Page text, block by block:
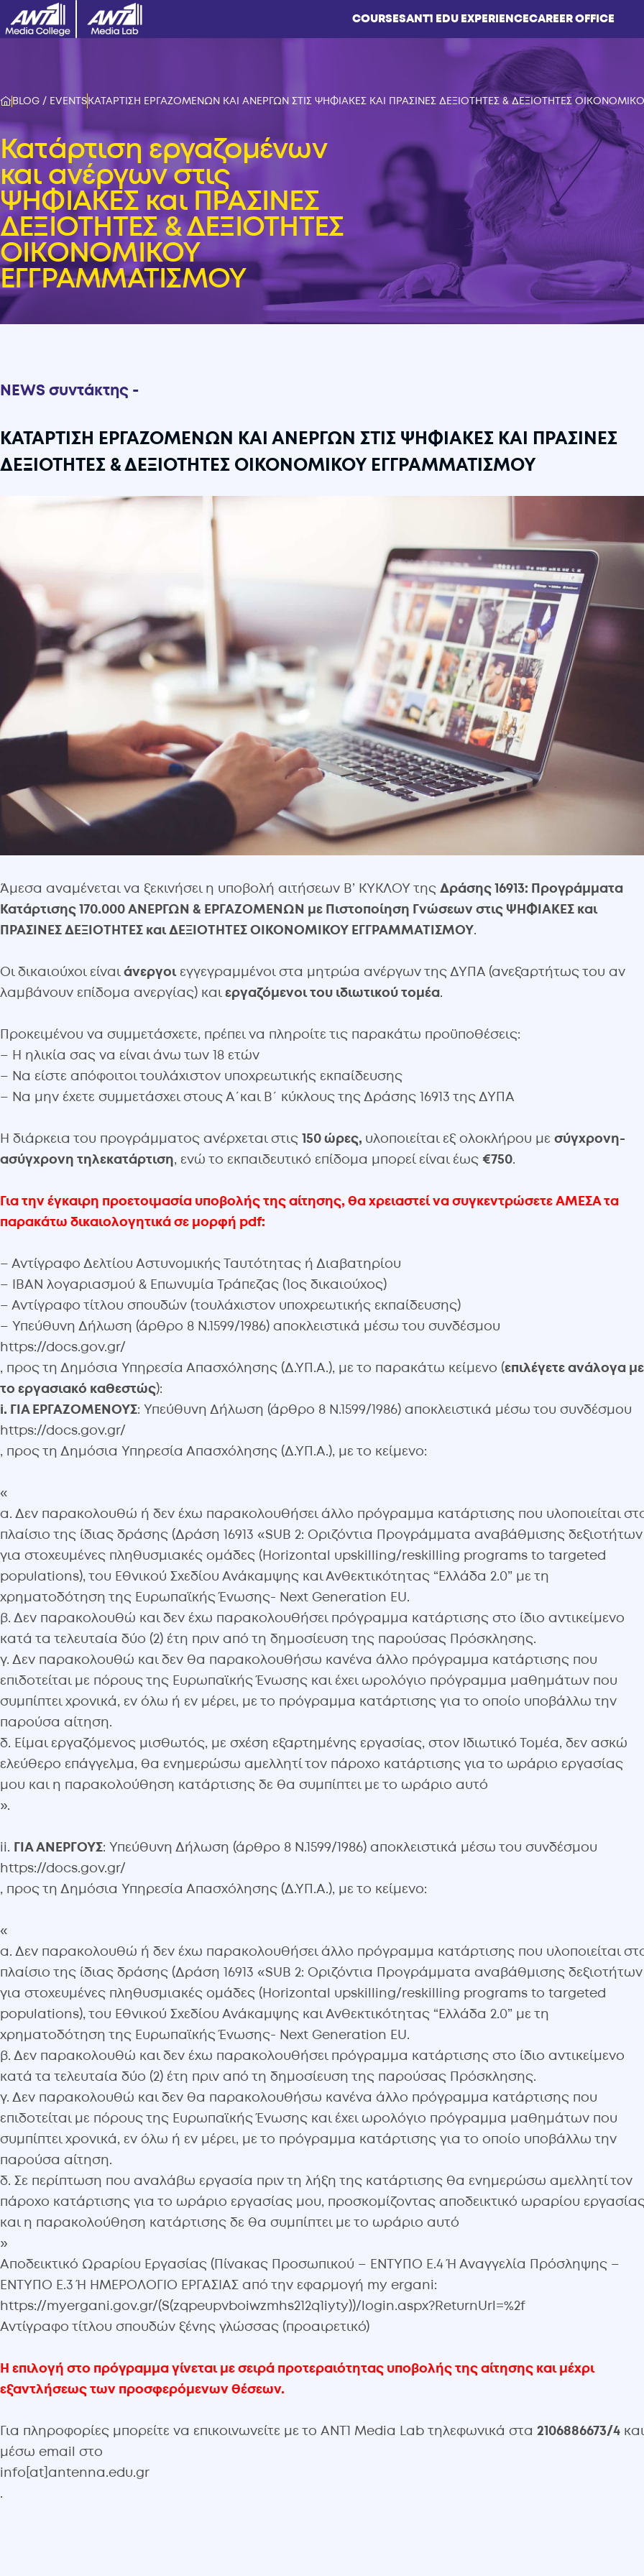
COURSESΑΝΤ1 EDU EXPERIENCECAREER OFFICE
BLOG / EVENTSΚΑΤΑΡΤΙΣΗ ΕΡΓΑΖΟΜΕΝΩΝ ΚΑΙ ΑΝΕΡΓΩΝ ΣΤΙΣ ΨΗΦΙΑΚΕΣ ΚΑΙ ΠΡΑΣΙΝΕΣ ΔΕΞΙΟΤΗΤΕΣ & ΔΕΞΙΟΤΗΤΕΣ
Κατάρτιση εργαζομένων
και ανέργων στις
ΨΗΦΙΑΚΕΣ και ΠΡΑΣΙΝΕΣ
ΔΕΞΙΟΤΗΤΕΣ & ΔΕΞΙΟΤΗΤΕΣ
ΟΙΚΟΝΟΜΙΚΟΥ
ΕΓΓΡΑΜΜΑΤΙΣΜΟΥ
NEWS συντάκτης -
ΚΑΤΑΡΤΙΣΗ ΕΡΓΑΖΟΜΕΝΩΝ ΚΑΙ ΑΝΕΡΓΩΝ ΣΤΙΣ ΨΗΦΙΑΚΕΣ ΚΑΙ ΠΡΑΣΙΝΕΣ
ΔΕΞΙΟΤΗΤΕΣ & ΔΕΞΙΟΤΗΤΕΣ ΟΙΚΟΝΟΜΙΚΟΥ ΕΓΓΡΑΜΜΑΤΙΣΜΟΥ
Άμεσα αναμένεται να ξεκινήσει η υποβολή αιτήσεων Β’ ΚΥΚΛΟΥ της Δράσης 16913: Προγράμματα
Κατάρτισης 170.000 ΑΝΕΡΓΩΝ & ΕΡΓΑΖΟΜΕΝΩΝ με Πιστοποίηση Γνώσεων στις ΨΗΦΙΑΚΕΣ και
ΠΡΑΣΙΝΕΣ ΔΕΞΙΟΤΗΤΕΣ και ΔΕΞΙΟΤΗΤΕΣ ΟΙΚΟΝΟΜΙΚΟΥ ΕΓΓΡΑΜΜΑΤΙΣΜΟΥ.
Οι δικαιούχοι είναιάνεργοιεγγεγραμμένοι στα μητρώα ανέργων της ΔΥΠΑ (ανεξαρτήτως του αν
λαμβάνουν επίδομα ανεργίας) καιεργαζόμενοι του ιδιωτικού τομέα.
Προκειμένου να συμμετάσχετε, πρέπει να πληροίτε τις παρακάτω προϋποθέσεις:
– Η ηλικία σας να είναι άνω των 18 ετών
– Να είστε απόφοιτοι τουλάχιστον υποχρεωτικής εκπαίδευσης
– Να μην έχετε συμμετάσχει στους Α΄και Β΄ κύκλους της Δράσης 16913 της ΔΥΠΑ
Η διάρκεια του προγράμματος ανέρχεται στις 150 ώρες, υλοποιείται εξ ολοκλήρου με σύγχρονη-
ασύγχρονη τηλεκατάρτιση, ενώ το εκπαιδευτικό επίδομα μπορεί είναι έως €750.
Για την έγκαιρη προετοιμασία υποβολής της αίτησης, θα χρειαστεί να συγκεντρώσετε ΑΜΕΣΑ τα
παρακάτω δικαιολογητικά σε μορφή pdf:
– Αντίγραφο Δελτίου Αστυνομικής Ταυτότητας ή Διαβατηρίου
– IBAN λογαριασμού & Επωνυμία Τράπεζας (1ος δικαιούχος)
– Αντίγραφο τίτλου σπουδών (τουλάχιστον υποχρεωτικής εκπαίδευσης)
– Υπεύθυνη Δήλωση (άρθρο 8 Ν.1599/1986) αποκλειστικά μέσω του συνδέσμου
https://docs.gov.gr/
, προς τη Δημόσια Υπηρεσία Απασχόλησης (Δ.ΥΠ.Α.), με το παρακάτω κείμενο (επιλέγετε ανάλογα με
το εργασιακό καθεστώς):
i. ΓΙΑ ΕΡΓΑΖΟΜΕΝΟΥΣ: Υπεύθυνη Δήλωση (άρθρο 8 Ν.1599/1986) αποκλειστικά μέσω του συνδέσμου
https://docs.gov.gr/
, προς τη Δημόσια Υπηρεσία Απασχόλησης (Δ.ΥΠ.Α.), με το κείμενο:
«
α. Δεν παρακολουθώ ή δεν έχω παρακολουθήσει άλλο πρόγραμμα κατάρτισης που υλοποιείται
πλαίσιο της ίδιας δράσης (Δράση 16913 «SUB 2: Οριζόντια Προγράμματα αναβάθμισης δεξιοτήτων
για στοχευμένες πληθυσμιακές ομάδες (Horizontal upskilling/reskilling programs to targeted
populations), του Εθνικού Σχεδίου Ανάκαμψης και Ανθεκτικότητας “Ελλάδα 2.0” με τη
χρηματοδότηση της Ευρωπαϊκής Ένωσης- Next Generation EU.
β. Δεν παρακολουθώ και δεν έχω παρακολουθήσει πρόγραμμα κατάρτισης στο ίδιο αντικείμενο
κατά τα τελευταία δύο (2) έτη πριν από τη δημοσίευση της παρούσας Πρόσκλησης.
γ. Δεν παρακολουθώ και δεν θα παρακολουθήσω κανένα άλλο πρόγραμμα κατάρτισης που
επιδοτείται με πόρους της Ευρωπαϊκής Ένωσης και έχει ωρολόγιο πρόγραμμα μαθημάτων που
συμπίπτει χρονικά, εν όλω ή εν μέρει, με το πρόγραμμα κατάρτισης για το οποίο υποβάλλω την
παρούσα αίτηση.
δ. Είμαι εργαζόμενος μισθωτός, με σχέση εξαρτημένης εργασίας, στον Ιδιωτικό Τομέα, δεν ασκώ
ελεύθερο επάγγελμα, θα ενημερώσω αμελλητί τον πάροχο κατάρτισης για το ωράριο εργασίας
μου και η παρακολούθηση κατάρτισης δε θα συμπίπτει με το ωράριο αυτό
».
ii. ΓΙΑ ΑΝΕΡΓΟΥΣ: Υπεύθυνη Δήλωση (άρθρο 8 Ν.1599/1986) αποκλειστικά μέσω του συνδέσμου
https://docs.gov.gr/
, προς τη Δημόσια Υπηρεσία Απασχόλησης (Δ.ΥΠ.Α.), με το κείμενο:
«
α. Δεν παρακολουθώ ή δεν έχω παρακολουθήσει άλλο πρόγραμμα κατάρτισης που υλοποιείται
πλαίσιο της ίδιας δράσης (Δράση 16913 «SUB 2: Οριζόντια Προγράμματα αναβάθμισης δεξιοτήτων
για στοχευμένες πληθυσμιακές ομάδες (Horizontal upskilling/reskilling programs to targeted
populations), του Εθνικού Σχεδίου Ανάκαμψης και Ανθεκτικότητας “Ελλάδα 2.0” με τη
χρηματοδότηση της Ευρωπαϊκής Ένωσης- Next Generation EU.
β. Δεν παρακολουθώ και δεν έχω παρακολουθήσει πρόγραμμα κατάρτισης στο ίδιο αντικείμενο
κατά τα τελευταία δύο (2) έτη πριν από τη δημοσίευση της παρούσας Πρόσκλησης.
γ. Δεν παρακολουθώ και δεν θα παρακολουθήσω κανένα άλλο πρόγραμμα κατάρτισης που
επιδοτείται με πόρους της Ευρωπαϊκής Ένωσης και έχει ωρολόγιο πρόγραμμα μαθημάτων που
συμπίπτει χρονικά, εν όλω ή εν μέρει, με το πρόγραμμα κατάρτισης για το οποίο υποβάλλω την
παρούσα αίτηση.
δ. Σε περίπτωση που αναλάβω εργασία πριν τη λήξη της κατάρτισης θα ενημερώσω αμελλητί τον
πάροχο κατάρτισης για το ωράριο εργασίας μου, προσκομίζοντας αποδεικτικό ωραρίου
και η παρακολούθηση κατάρτισης δε θα συμπίπτει με το ωράριο αυτό
»
Αποδεικτικό Ωραρίου Εργασίας (Πίνακας Προσωπικού – ΕΝΤΥΠΟ Ε.4 Ή Αναγγελία Πρόσληψης –
ΕΝΤΥΠΟ Ε.3 Ή ΗΜΕΡΟΛΟΓΙΟ ΕΡΓΑΣΙΑΣ από την εφαρμογή my ergani:
https://myergani.gov.gr/(S(zqpeupvboiwzmhs212q1iyty))/login.aspx?ReturnUrl=%2f
Αντίγραφο τίτλου σπουδών ξένης γλώσσας (προαιρετικό)
Η επιλογή στο πρόγραμμα γίνεται με σειρά προτεραιότητας υποβολής της αίτησης και μέχρι
εξαντλήσεως των προσφερόμενων θέσεων.
Για πληροφορίες μπορείτε να επικοινωνείτε με το ANT1 Media Lab τηλεφωνικά στα 2106886673/4 και
μέσω email στο
info[at]antenna.edu.gr
.